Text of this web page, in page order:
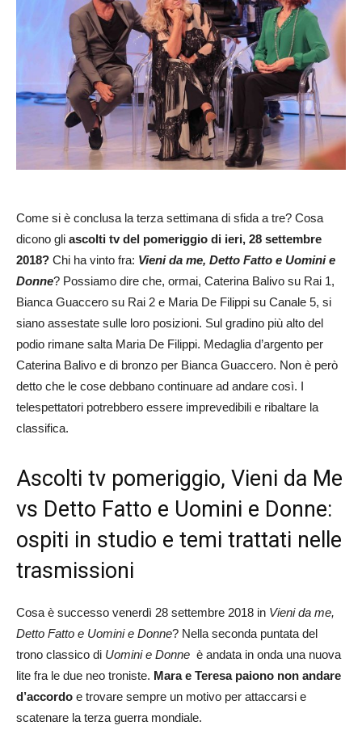
Come si è conclusa la terza settimana di sfida a tre? Cosa
dicono gli ascolti tv del pomeriggio di ieri, 28 settembre
2018? Chi ha vinto fra: Vieni da me, Detto Fatto e Uomini e
Donne? Possiamo dire che, ormai, Caterina Balivo su Rai 1,
Bianca Guaccero su Rai 2 e Maria De Filippi su Canale 5, si
siano assestate sulle loro posizioni. Sul gradino più alto del
podio rimane salta Maria De Filippi. Medaglia d’argento per
Caterina Balivo e di bronzo per Bianca Guaccero. Non è però
detto che le cose debbano continuare ad andare così. I
telespettatori potrebbero essere imprevedibili e ribaltare la
classifica.
Ascolti tv pomeriggio, Vieni da Me
vs Detto Fatto e Uomini e Donne:
ospiti in studio e temi trattati nelle
trasmissioni
Cosa è successo venerdì 28 settembre 2018 in Vieni da me,
Detto Fatto e Uomini e Donne? Nella seconda puntata del
trono classico di Uomini e Donne è andata in onda una nuova
lite fra le due neo troniste. Mara e Teresa paiono non andare
d’accordo e trovare sempre un motivo per attaccarsi e
scatenare la terza guerra mondiale.